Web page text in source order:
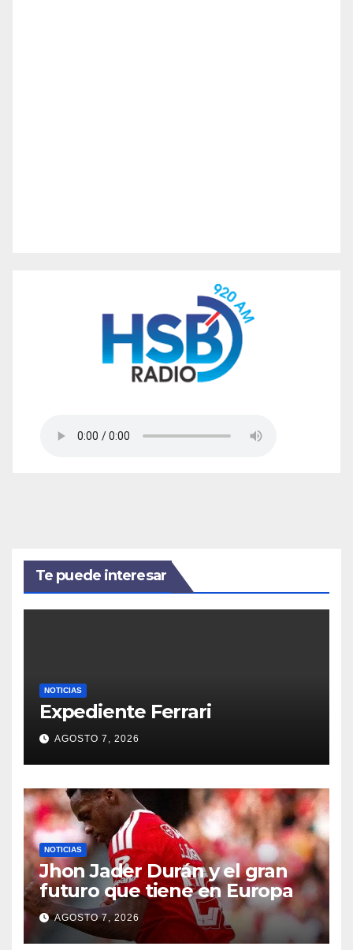
Te puede interesar
NOTICIAS
Expediente Ferrari
AGOSTO 7, 2026
NOTICIAS
Jhon Jader Durán y el gran
futuro que tiene en Europa
AGOSTO 7, 2026